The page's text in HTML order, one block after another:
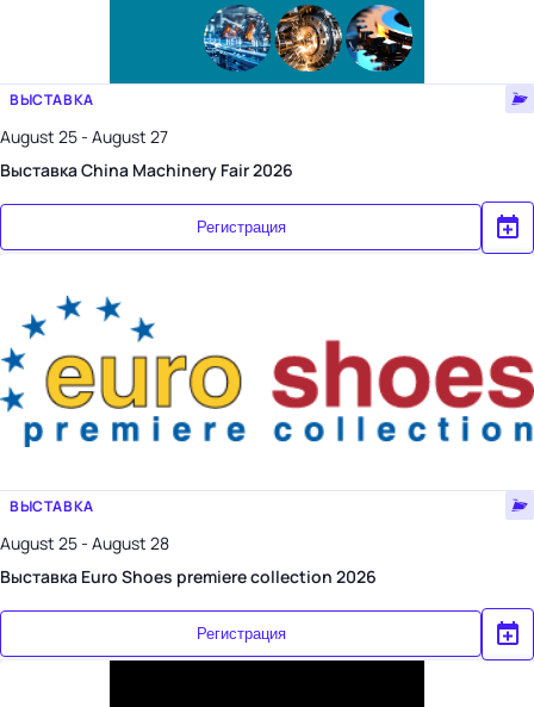
ВЫСТАВКА
August 25 - August 27
Выставка China Machinery Fair 2026
Регистрация
ВЫСТАВКА
August 25 - August 28
Выставка Euro Shoes premiere collection 2026
Регистрация